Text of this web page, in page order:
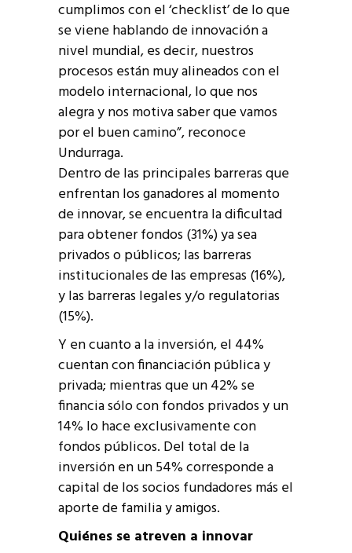
cumplimos con el ‘checklist’ de lo que
se viene hablando de innovación a
nivel mundial, es decir, nuestros
procesos están muy alineados con el
modelo internacional, lo que nos
alegra y nos motiva saber que vamos
por el buen camino”, reconoce
Undurraga.
Dentro de las principales barreras que
enfrentan los ganadores al momento
de innovar, se encuentra la dificultad
para obtener fondos (31%) ya sea
privados o públicos; las barreras
institucionales de las empresas (16%),
y las barreras legales y/o regulatorias
(15%).
Y en cuanto a la inversión, el 44%
cuentan con financiación pública y
privada; mientras que un 42% se
financia sólo con fondos privados y un
14% lo hace exclusivamente con
fondos públicos. Del total de la
inversión en un 54% corresponde a
capital de los socios fundadores más el
aporte de familia y amigos.
Quiénes se atreven a innovar